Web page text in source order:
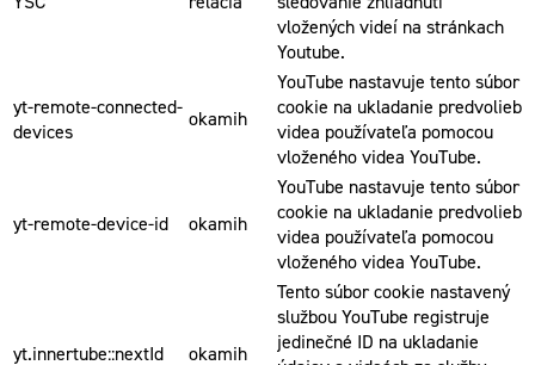
vložených videí na stránkach
Youtube.
yt-remote-connected-
devices
okamih
YouTube nastavuje tento súbor
cookie na ukladanie predvolieb
videa používateľa pomocou
vloženého videa YouTube.
yt-remote-device-id okamih
YouTube nastavuje tento súbor
cookie na ukladanie predvolieb
videa používateľa pomocou
vloženého videa YouTube.
yt.innertube::nextId okamih
Tento súbor cookie nastavený
službou YouTube registruje
jedinečné ID na ukladanie